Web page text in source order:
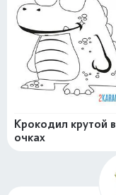
Крокодил крутой в
очках